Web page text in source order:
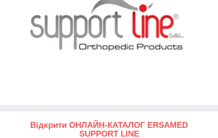
Відкрити ОНЛАЙН-КАТАЛОГ ERSAMED
SUPPORT LINE